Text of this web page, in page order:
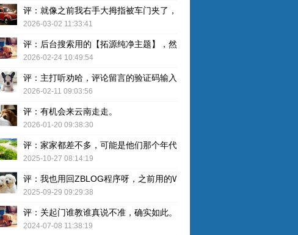
评：就像之前我右手大拇指被车门夹了，整个指甲黑了，最后整个指甲
2026-03-02 11:33:41
评：后台搜索用的【拓源纯净主题】，然后简单配图就OK了。
2026-02-24 10:49:54
评：主打听劝哈，评论留言的验证码输入已取消，感谢建议哈！
2026-02-11 09:03:56
评：有机会来云南走走。
2026-01-20 09:38:30
评：家家都差不多，可能是他们那个年代人的特色吧。
2025-10-27 08:14:19
评：我也用回ZBLOG程序呀，之前用的WP还是有点难用的，主要后台
2025-09-29 09:29:38
评：关起门谁教谁真说不准，确实如此。而且现在的女性比较独立了，
2024-07-08 11:38:19